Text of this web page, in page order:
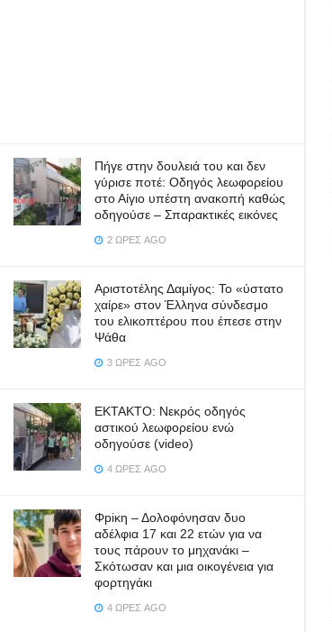
Πήγε στην δουλειά του και δεν
γύρισε ποτέ: Οδηγός λεωφορείου
στο Αίγιο υπέστη ανακοπή καθώς
οδηγούσε – Σπαρακτικές εικόνες
2 ΏΡΕΣ AGO
Αριστοτέλης Δαμίγος: Το «ύστατο
χαίρε» στον Έλληνα σύνδεσμο
του ελικοπτέρου που έπεσε στην
Ψάθα
3 ΏΡΕΣ AGO
ΕΚΤΑΚΤΟ: Νεκρός οδηγός
αστικού λεωφορείου ενώ
οδηγούσε (video)
4 ΏΡΕΣ AGO
Φpiκη – Δολοφόνησαν δυο
αδέλφια 17 και 22 ετών για να
τους πάρουν το μηχανάκι –
Σκότωσαν και μια οικογένεια για
φορτηγάκι
4 ΏΡΕΣ AGO